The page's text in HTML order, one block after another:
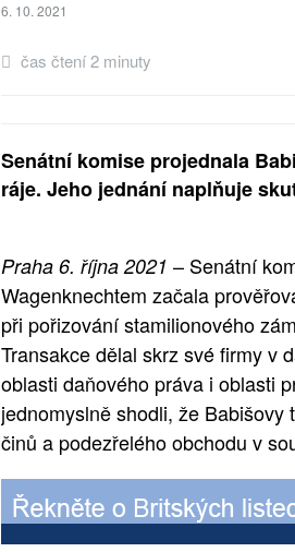
6. 10. 2021
čas čtení 2 minuty
Senátní komise projednala
ráje. Jeho jednání naplňuje
Praha 6. října 2021 – Senátní
Wagenknechtem začala
při pořizování stamilionového
Transakce dělal skrz své firmy v
oblasti daňového práva i oblasti
jednomyslně shodli, že
činů a podezřelého obchodu v